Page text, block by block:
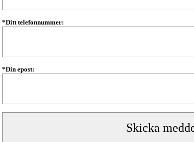
*Ditt telefonnummer:
*Din epost: